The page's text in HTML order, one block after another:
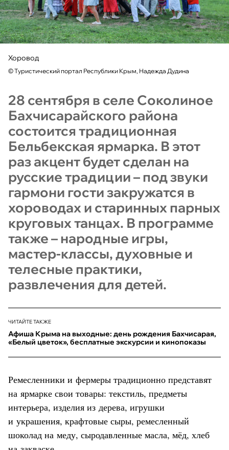
Хоровод
©Туристический портал Республики Крым, Надежда Дудина
28 сентября в селе Соколиное
Бахчисарайского района
состоится традиционная
Бельбекская ярмарка. В этот
раз акцент будет сделан на
русские традиции – под звуки
гармони гости закружатся в
хороводах и старинных парных
круговых танцах. В программе
также – народные игры,
мастер-классы, духовные и
телесные практики,
развлечения для детей.
ЧИТАЙТЕ ТАКЖЕ
Афиша Крыма на выходные: день рождения Бахчисарая,
«Белый цветок», бесплатные экскурсии и кинопоказы
Ремесленники и фермеры традиционно представят
на ярмарке свои товары: текстиль, предметы
интерьера, изделия из дерева, игрушки
и украшения, крафтовые сыры, ремесленный
шоколад на меду, сыродавленные масла, мёд, хлеб